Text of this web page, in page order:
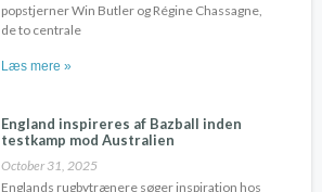
popstjerner Win Butler og Régine Chassagne,
de to centrale
Læs mere »
England inspireres af Bazball inden
testkamp mod Australien
October 31, 2025
Englands rugbytrænere søger inspiration hos